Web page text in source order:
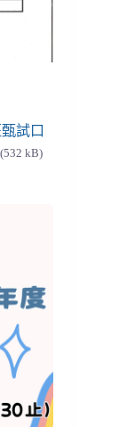
試口
(532 kB)